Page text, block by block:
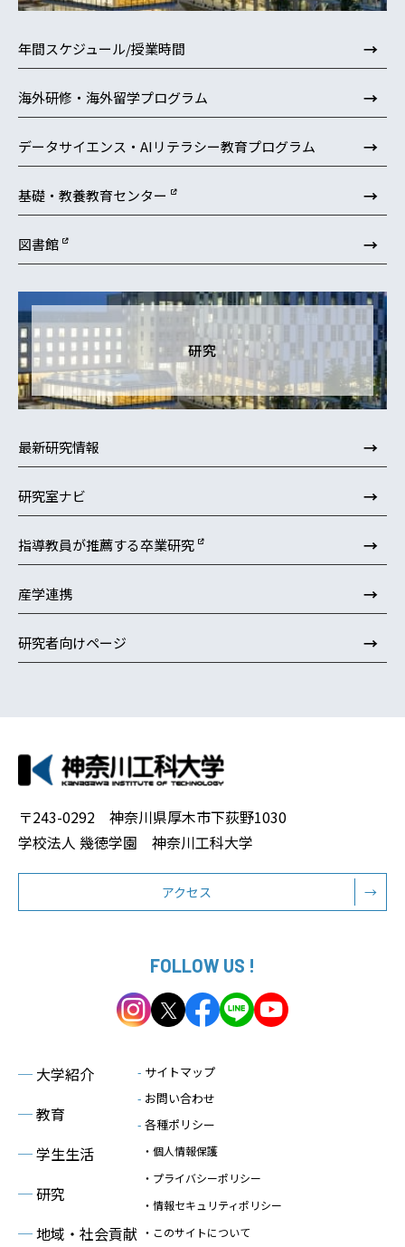
年間スケジュール/授業時間 →
海外研修・海外留学プログラム →
データサイエンス・AIリテラシー教育プログラム →
基礎・教養教育センター →
図書館 →
研究
最新研究情報 →
研究室ナビ →
指導教員が推薦する卒業研究 →
産学連携 →
研究者向けページ →
〒243-0292 神奈川県厚木市下荻野1030
学校法人 幾徳学園 神奈川工科大学
アクセス →
FOLLOW US !
─ 大学紹介
─教育
─学生生活
─研究
─地域・社会貢献
- サイトマップ
- お問い合わせ
- 各種ポリシー
・個人情報保護
・プライバシーポリシー
・情報セキュリティポリシー
・このサイトについて